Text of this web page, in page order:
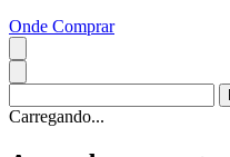
Onde Comprar
Carregando...